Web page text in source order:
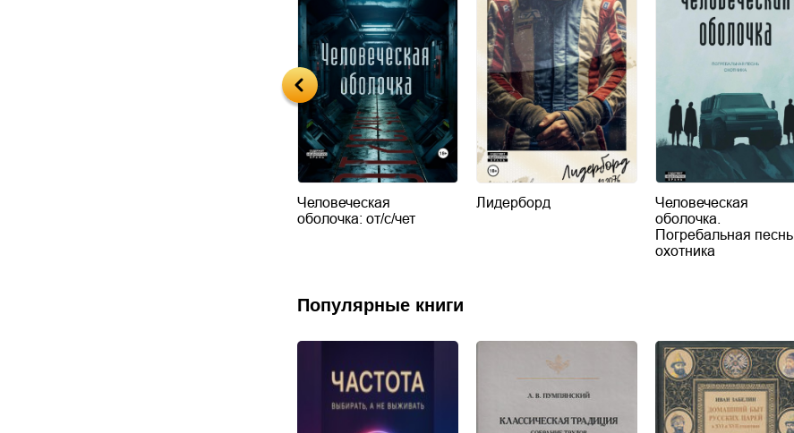
Человеческая
оболочка: от/с/чет
Лидерборд
Человеческая
оболочка.
Погребальная песнь
охотника
Популярные книги